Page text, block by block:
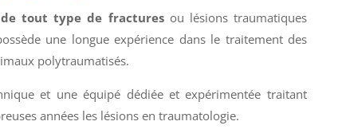
tout type de fracturesou lésions traumatiques
une longue expérience dans le traitement des
polytraumatisés.
et une équipé dédiée et expérimentée traitant
années les lésions en traumatologie.